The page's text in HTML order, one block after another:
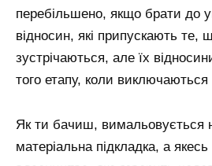
перебільшено, якщо брати до
відносин, які припускають
зустрічаються, але їх
того етапу, коли виключаються
Як ти бачиш, вимальовується
матеріальна підкладка, а якесь